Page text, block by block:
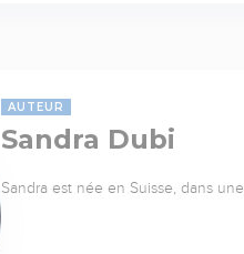
AUTEUR
Sandra Dubi
Sandra est née en Suisse, dans